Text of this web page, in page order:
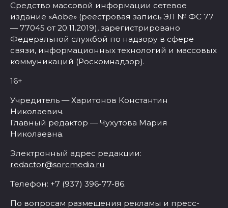
Средство массовой информации сетевое
издание «Aobe» (реестровая запись ЭЛ № ФС 77
— 77045 от 20.11.2019), зарегистрировано
Федеральной службой по надзору в сфере
связи, информационных технологий и массовых
коммуникаций (Роскомнадзор).
16+
Учредитель — Харитонов Константин
Николаевич.
Главный редактор — Чухутова Мария
Николаевна.
Электронный адрес редакции:
redactor@sorcmedia.ru
Телефон: +7 (937) 396-77-86.
По вопросам размещения рекламы и пресс-